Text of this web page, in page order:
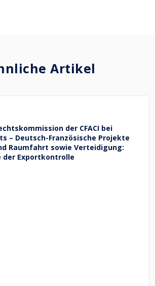
Artikel
der CFACI bei
– Deutsch-Französische Projekte
Raumfahrt sowie Verteidigung:
der Exportkontrolle